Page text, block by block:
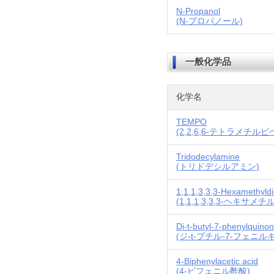
N-Propanol
(N-プロパノール)
一般化学品
化学名
TEMPO
(2,2,6,6-テトラメチルピ
Tridodecylamine
(トリドデシルアミン)
1,1,1,3,3,3-
(1,1,1,3,3,3-ヘキサメチ
Di-t-butyl-7-
(ジ-t-ブチル-7-フェニル
4-Biphenylacetic acid
(4-ビフェニル酢酸)